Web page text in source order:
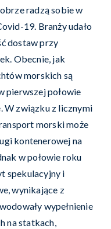
radzą sobie w
19. Branży udało
dostaw przy
Obecnie, jak
morskich są
pierwszej połowie
W związku z licznymi
morski może
kontenerowej na
w połowie roku
spekulacyjny i
wynikające z
wypełnienie
na statkach,